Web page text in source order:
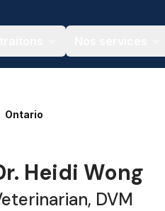
Ontario
Heidi Wong
DVM